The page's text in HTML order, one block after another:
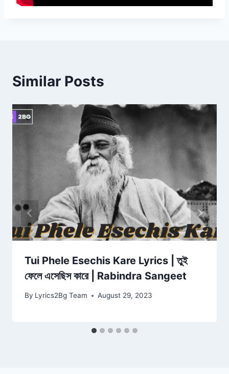
Similar Posts
Tui Phele Esechis Kare Lyrics | তুই
ফেলে এসেছিস কারে | Rabindra Sangeet
By Lyrics2Bg Team August 29, 2023